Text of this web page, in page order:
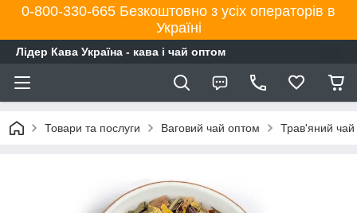
0-800-330-665 Безкоштовно з усіх операторів в
Україні
Лідер Кава Україна - кава і чай оптом
Товари та послуги Ваговий чай оптом Трав'яний чай